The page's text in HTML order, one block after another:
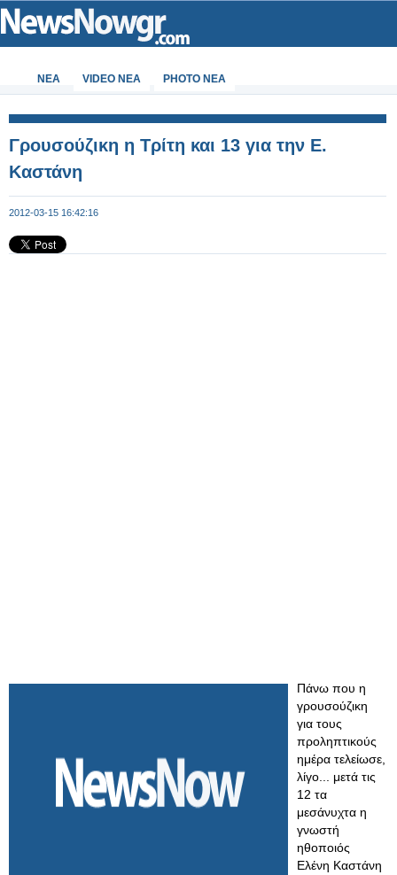
ΝΕΑ VIDEO NEA PHOTO NEA
Γρουσούζικη η Τρίτη και 13 για την Ε.
Καστάνη
2012-03-15 16:42:16
Πάνω που η
γρουσούζικη
για τους
προληπτικούς
ημέρα τελείωσε,
λίγο... μετά τις
12 τα
μεσάνυχτα η
γνωστή
ηθοποιός
Ελένη Καστάνη